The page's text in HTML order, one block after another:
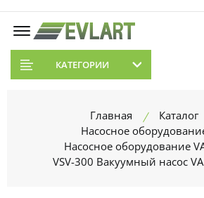
КАТЕГОРИИ
Главная
Каталог
Насосное
Насосное оборудование
VSV-300 Вакуумный насос